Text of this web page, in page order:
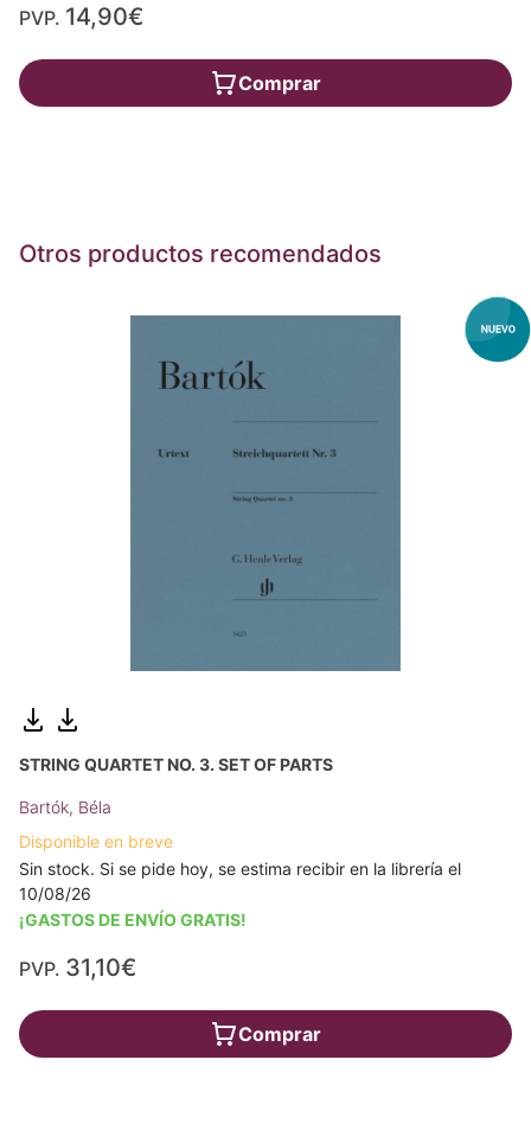
PVP. 14,90€
Comprar
Otros productos recomendados
STRING QUARTET NO. 3. SET OF PARTS
Bartók, Béla
Disponible en breve
Sin stock. Si se pide hoy, se estima recibir en la librería el
10/08/26
¡GASTOS DE ENVÍO GRATIS!
PVP. 31,10€
Comprar